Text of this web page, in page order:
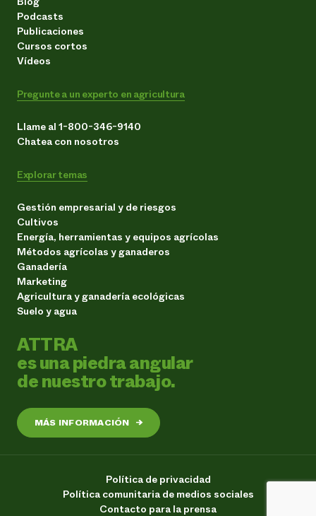
Podcasts
Publicaciones
Cursos cortos
Vídeos
Pregunte a un experto en agricultura
Llame al 1-800-346-9140
Chatea con nosotros
Explorar temas
Gestión empresarial y de riesgos
Cultivos
Energía, herramientas y equipos agrícolas
Métodos agrícolas y ganaderos
Ganadería
Marketing
Agricultura y ganadería ecológicas
Suelo y agua
ATTRA
es una piedra angular
de nuestro trabajo.
MÁS INFORMACIÓN →
Política de privacidad
Política comunitaria de medios sociales
Contacto para la prensa